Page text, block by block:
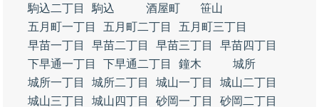
駒込二丁目
駒込 酒屋町
笹山
五月町一丁目
五月町二丁目
五月町三丁目
早苗一丁目
早苗二丁目 早苗三丁目
早苗四丁目
下早通一丁目
下早通二丁目 鐘木
城所
城所一丁目
城所二丁目 城山一丁目
城山二丁目
城山三丁目
城山四丁目 砂岡一丁目
砂岡二丁目